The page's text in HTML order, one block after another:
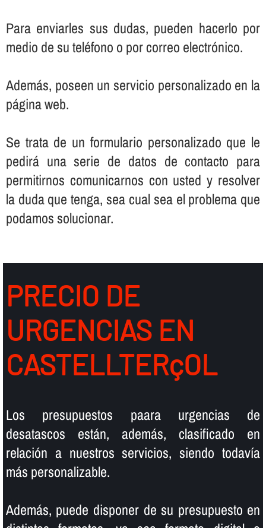
Para enviarles sus dudas, pueden hacerlo por
medio de su teléfono o por correo electrónico.
Además, poseen un servicio personalizado en la
página web.
Se trata de un formulario personalizado que le
pedirá una serie de datos de contacto para
permitirnos comunicarnos con usted y resolver
la duda que tenga, sea cual sea el problema que
podamos solucionar.
PRECIO DE
URGENCIAS EN
CASTELLTERçOL
Los presupuestos paara urgencias de
desatascos están, además, clasificado en
relación a nuestros servicios, siendo todaví­a
más personalizable.
Además, puede disponer de su presupuesto en